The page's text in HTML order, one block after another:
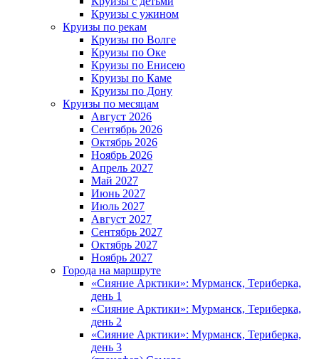
Круизы с ужином
Круизы по рекам
Круизы по Волге
Круизы по Оке
Круизы по Енисею
Круизы по Каме
Круизы по Дону
Круизы по месяцам
Август 2026
Сентябрь 2026
Октябрь 2026
Ноябрь 2026
Апрель 2027
Май 2027
Июнь 2027
Июль 2027
Август 2027
Сентябрь 2027
Октябрь 2027
Ноябрь 2027
Города на маршруте
«Сияние Арктики»: Мурманск, Териберка,
день 1
«Сияние Арктики»: Мурманск, Териберка,
день 2
«Сияние Арктики»: Мурманск, Териберка,
день 3